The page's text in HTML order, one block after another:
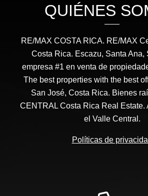
QUIÉNES
RE/MAX COSTA RICA. RE/MAX
Costa Rica. Escazu, Santa Ana,
empresa #1 en venta de
The best properties with the best
San José, Costa Rica. Bienes
CENTRAL Costa Rica Real Estate.
el Valle Central.
Políticas de